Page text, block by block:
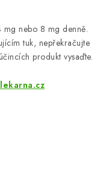
mg nebo 8 mg denně.
tuk, nepřekračujte
produkt vysaďte.